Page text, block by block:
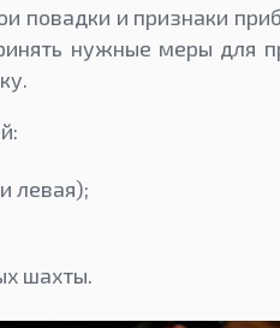
повадки и признаки
нужные меры для
левая);
шахты.